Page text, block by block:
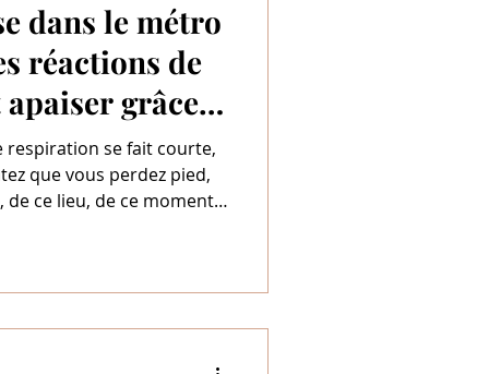
dans le métro
réactions de
grâce à
respiration se fait courte,
que vous perdez pied,
ce lieu, de ce moment
voire redoutés au